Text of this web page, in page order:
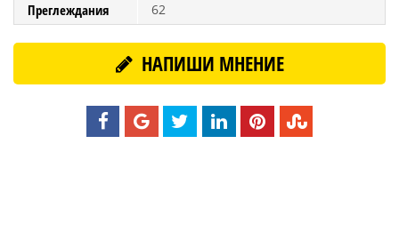
Преглеждания 62
НАПИШИ МНЕНИЕ